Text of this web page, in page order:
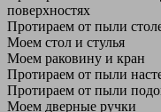
поверхностях
Протираем от пыли
Моем стол и стулья
Моем раковину и кран
Протираем от пыли
Протираем от пыли
Моем дверные ручки